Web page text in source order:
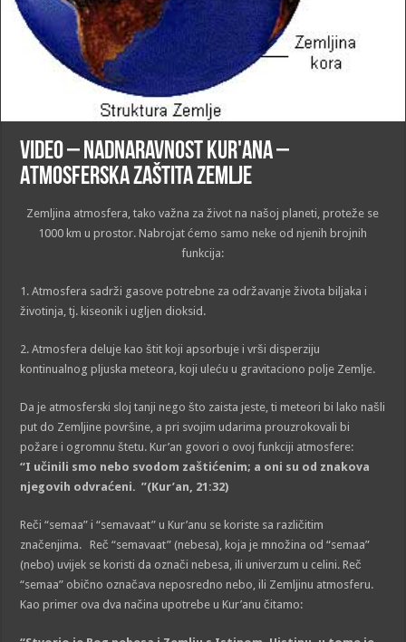
VIDEO – Nadnaravnost Kur'ana –
Atmosferska zaštita Zemlje
Zemljina atmosfera, tako važna za život na našoj planeti, proteže se
1000 km u prostor. Nabrojat ćemo samo neke od njenih brojnih
funkcija:
1. Atmosfera sadrži gasove potrebne za održavanje života biljaka i
životinja, tj. kiseonik i ugljen dioksid.
2. Atmosfera deluje kao štit koji apsorbuje i vrši disperziju
kontinualnog pljuska meteora, koji uleću u gravitaciono polje Zemlje.
Da je atmosferski sloj tanji nego što zaista jeste, ti meteori bi lako našli
put do Zemljine površine, a pri svojim udarima prouzrokovali bi
požare i ogromnu štetu. Kur’an govori o ovoj funkciji atmosfere:
“I učinili smo nebo svodom zaštićenim; a oni su od znakova
njegovih odvraćeni. ”(Kur’an, 21:32)
Reči “semaa” i “semavaat” u Kur’anu se koriste sa različitim
značenjima. Reč “semavaat” (nebesa), koja je množina od “semaa”
(nebo) uvijek se koristi da označi nebesa, ili univerzum u celini. Reč
“semaa” obično označava neposredno nebo, ili Zemljinu atmosferu.
Kao primer ova dva načina upotrebe u Kur’anu čitamo: